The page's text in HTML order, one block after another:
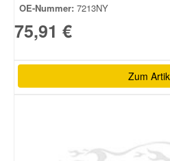
OE-Nummer: 7213NY
75,91 €
Zum